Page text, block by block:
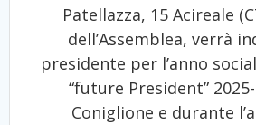
Patellazza, 15 Acireale
dell’Assemblea, verrà
presidente per l’anno
“future President”
Coniglione e durante